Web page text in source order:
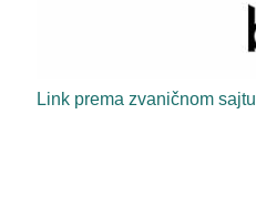
Link prema zvaničnom sajtu